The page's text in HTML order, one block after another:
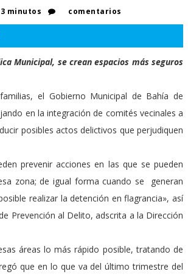
minutos comentarios
Municipal, se crean espacios más seguros
el Gobierno Municipal de Bahía de
en la integración de comités vecinales a
posibles actos delictivos que perjudiquen
prevenir acciones en las que se pueden
zona; de igual forma cuando se generan
realizar la detención en flagrancia», así
Prevención al Delito, adscrita a la Dirección
áreas lo más rápido posible, tratando de
que en lo que va del último trimestre del